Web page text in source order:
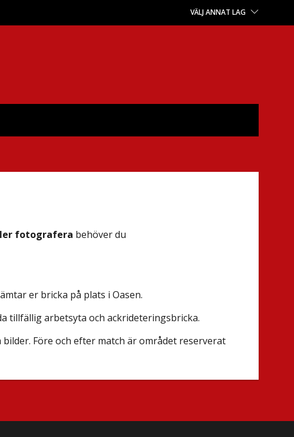
VÄLJ ANNAT LAG
fotografera behöver du
er bricka på plats i Oasen.
tillfällig arbetsyta och ackrideteringsbricka.
Före och efter match är området reserverat